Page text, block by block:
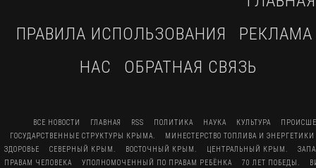
ПРАВИЛА ИСПОЛЬЗОВАНИЯ
РЕКЛАМА
НАС
ОБРАТНАЯ СВЯЗЬ
ВСЕ НОВОСТИ ГЛАВНАЯ RSS ПОЛИТИКА НАУКА КУЛЬТУРА
ГОСУДАРСТВЕННЫЕ СТРУКТУРЫ КРЫМА.
МИНЕСТЕРСТВО ТОПЛИВА И
ЗДОРОВЬЕ
СЕВЕРНЫЙ КРЫМ. ВОСТОЧНЫЙ КРЫМ. ЦЕНТРАЛЬНЫЙ КРЫМ.
ПРАВАМ ЧЕЛОВЕКА
УПОЛНОМОЧЕННЫЙ ПО ПРАВАМ РЕБЁНКА 70 ЛЕТ ПОБЕДЫ.